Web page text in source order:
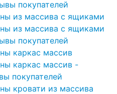
покупателей
из массива с ящиками
из массива с ящиками
покупателей
каркас массив
каркас массив -
покупателей
кровати из массива